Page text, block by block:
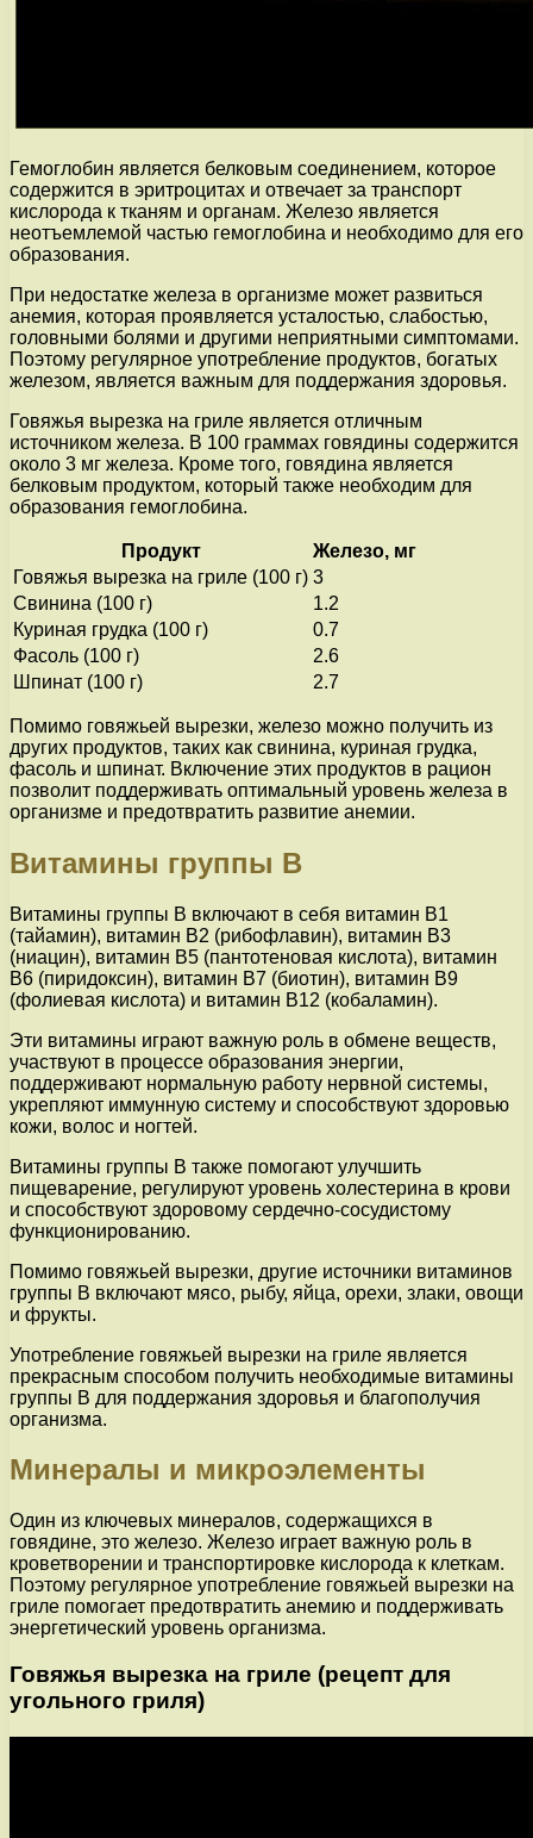
Гемоглобин является белковым соединением, которое
содержится в эритроцитах и отвечает за транспорт
кислорода к тканям и органам. Железо является
неотъемлемой частью гемоглобина и необходимо для его
образования.
При недостатке железа в организме может развиться
анемия, которая проявляется усталостью, слабостью,
головными болями и другими неприятными симптомами.
Поэтому регулярное употребление продуктов, богатых
железом, является важным для поддержания здоровья.
Говяжья вырезка на гриле является отличным
источником железа. В 100 граммах говядины содержится
около 3 мг железа. Кроме того, говядина является
белковым продуктом, который также необходим для
образования гемоглобина.
Продукт
Железо, мг
Говяжья вырезка на гриле (100 г) 3
Свинина (100 г)
1.2
Куриная грудка (100 г)
0.7
Фасоль (100 г)
2.6
Шпинат (100 г)
2.7
Помимо говяжьей вырезки, железо можно получить из
других продуктов, таких как свинина, куриная грудка,
фасоль и шпинат. Включение этих продуктов в рацион
позволит поддерживать оптимальный уровень железа в
организме и предотвратить развитие анемии.
Витамины группы В
Витамины группы В включают в себя витамин В1
(тайамин), витамин В2 (рибофлавин), витамин В3
(ниацин), витамин В5 (пантотеновая кислота), витамин
В6 (пиридоксин), витамин В7 (биотин), витамин В9
(фолиевая кислота) и витамин В12 (кобаламин).
Эти витамины играют важную роль в обмене веществ,
участвуют в процессе образования энергии,
поддерживают нормальную работу нервной системы,
укрепляют иммунную систему и способствуют здоровью
кожи, волос и ногтей.
Витамины группы В также помогают улучшить
пищеварение, регулируют уровень холестерина в крови
и способствуют здоровому сердечно-сосудистому
функционированию.
Помимо говяжьей вырезки, другие источники витаминов
группы В включают мясо, рыбу, яйца, орехи, злаки, овощи
и фрукты.
Употребление говяжьей вырезки на гриле является
прекрасным способом получить необходимые витамины
группы В для поддержания здоровья и благополучия
организма.
Минералы и микроэлементы
Один из ключевых минералов, содержащихся в
говядине, это железо. Железо играет важную роль в
кроветворении и транспортировке кислорода к клеткам.
Поэтому регулярное употребление говяжьей вырезки на
гриле помогает предотвратить анемию и поддерживать
энергетический уровень организма.
Говяжья вырезка на гриле (рецепт для
угольного гриля)